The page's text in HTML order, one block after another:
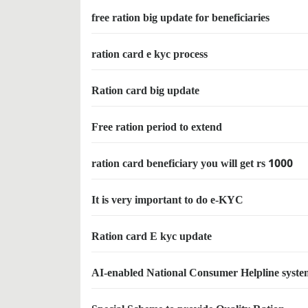
free ration big update for beneficiaries
ration card e kyc process
Ration card big update
Free ration period to extend
ration card beneficiary you will get rs 1000
It is very important to do e-KYC
Ration card E kyc update
AI-enabled National Consumer Helpline